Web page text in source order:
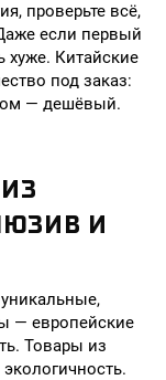
проверьте всё,
если первый
хуже. Китайские
под заказ:
— дешёвый.
И
— европейские
Товары из